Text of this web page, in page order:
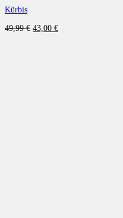
Kürbis
49,99€ Ursprünglicher
43,00 €Aktueller